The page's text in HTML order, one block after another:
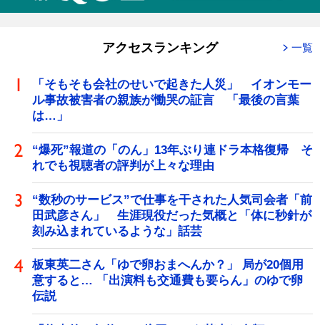
アクセスランキング 一覧
「そもそも会社のせいで起きた人災」 イオンモー
ル事故被害者の親族が慟哭の証言 「最後の言葉
は…」
“爆死”報道の「のん」13年ぶり連ドラ本格復帰 そ
れでも視聴者の評判が上々な理由
“数秒のサービス”で仕事を干された人気司会者「前
田武彦さん」 生涯現役だった気概と「体に秒針が
刻み込まれているような」話芸
板東英二さん「ゆで卵おまへんか？」 局が20個用
意すると… 「出演料も交通費も要らん」のゆで卵
伝説